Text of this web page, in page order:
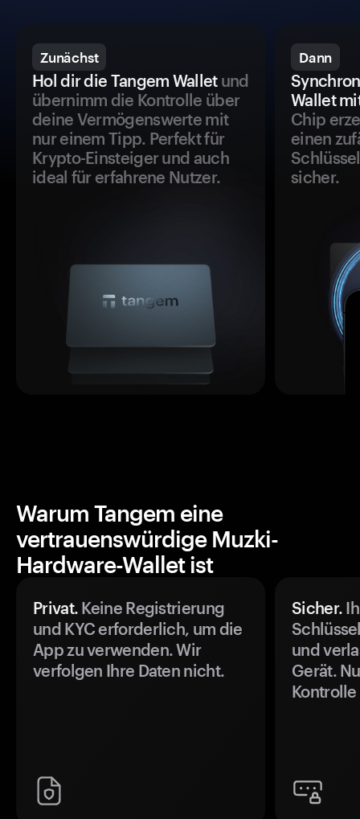
Zunächst
Hol dir die Tangem Walletund
übernimm die Kontrolle über
deine Vermögenswerte mit
nur einem Tipp. Perfekt für
Krypto-Einsteiger und auch
ideal für erfahrene Nutzer.
Dann
Wallet
Chip
einen
sicher.
Warum Tangem eine
vertrauenswürdige Muzki-
Hardware-Wallet ist
Privat. Keine Registrierung
und KYC erforderlich, um die
App zu verwenden. Wir
verfolgen Ihre Daten nicht.
Sicher.
und
Gerät.